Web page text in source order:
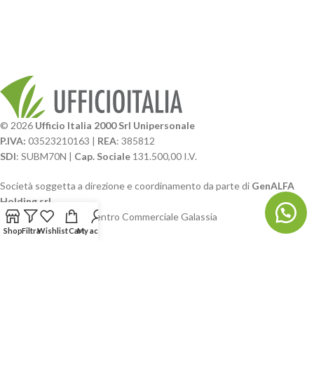
© 2026 Ufficio Italia 2000 Srl Unipersonale
P.IVA: 03523210163 | REA: 385812
SDI: SUBM70N | Cap. Sociale 131.500,00 I.V.
Società soggetta a direzione e coordinamento da parte di GenALFA
Holding srl
Via A. Ponti n. 4 – Centro Commerciale Galassia
24126 Bergamo
ShopFiltraWishlistCartMy account